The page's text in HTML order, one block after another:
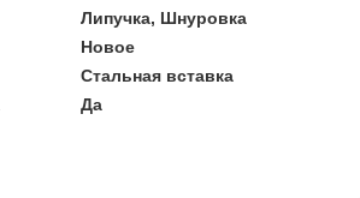
Липучка, Шнуровка
Новое
Стальная вставка
Да